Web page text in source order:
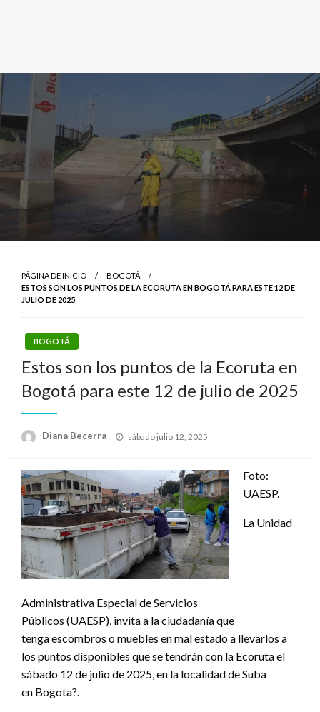
PÁGINA DE INICIO
BOGOTÁ
ESTOS SON LOS PUNTOS DE LA ECORUTA EN BOGOTÁ PARA ESTE 12 DE
JULIO DE 2025
BOGOTÁ
Estos son los puntos de la Ecoruta en
Bogotá para este 12 de julio de 2025
Diana Becerra
Publicado
sábado julio 12, 2025
Foto:
UAESP.
La Unidad
Administrativa Especial de Servicios
Públicos (UAESP), invita a la ciudadanía que
tenga escombros o muebles en mal estado a llevarlos a
los puntos disponibles que se tendrán con la Ecoruta el
sábado 12 de julio de 2025, en la localidad de Suba
en Bogota?.